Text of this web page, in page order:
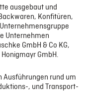
ausgebaut und
Konfitüren,
Unternehmen
GmbH & Co KG,
GmbH.
Ausführungen rund um
, und Transport-